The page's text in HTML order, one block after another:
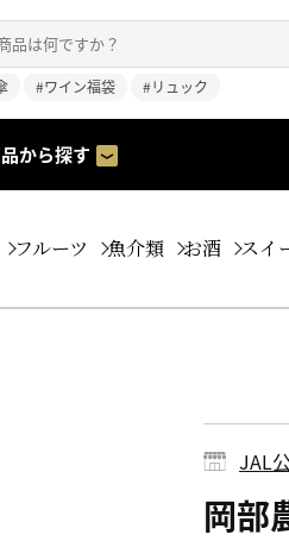
#ワイン福袋 #リュック
から探す
フルーツ 魚介類 お酒 スイ
JAL
岡部